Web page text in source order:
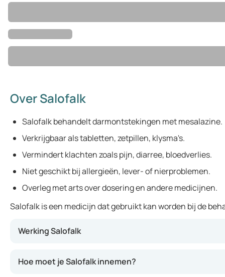
Over Salofalk
Salofalk behandelt darmontstekingen met mesalazine.
Verkrijgbaar als tabletten, zetpillen, klysma's.
Vermindert klachten zoals pijn, diarree, bloedverlies.
Niet geschikt bij allergieën, lever- of nierproblemen.
Overleg met arts over dosering en andere medicijnen.
Salofalk is een medicijn dat gebruikt kan worden bij de
Werking Salofalk
Hoe moet je Salofalk innemen?